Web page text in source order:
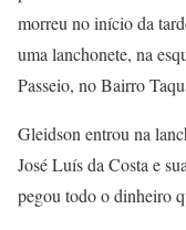
morreu no início da
uma lanchonete, na
Passeio, no Bairro
Gleidson entrou na
José Luís da Costa e
pegou todo o dinheiro